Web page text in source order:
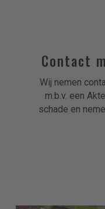
Contact
Wij nemen
m.b.v. een
schade en